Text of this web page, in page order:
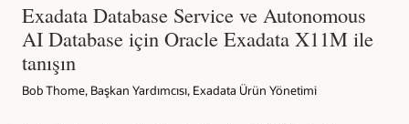
Exadata Database Service ve Autonomous
AI Database için Oracle Exadata X11M ile
tanışın
Bob Thome, Başkan Yardımcısı, Exadata Ürün Yönetimi